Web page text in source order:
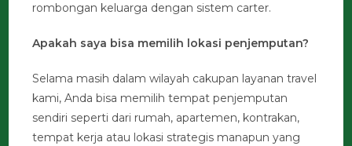
rombongan keluarga dengan sistem carter.
Apakah saya bisa memilih lokasi penjemputan?
Selama masih dalam wilayah cakupan layanan travel
kami, Anda bisa memilih tempat penjemputan
sendiri seperti dari rumah, apartemen, kontrakan,
tempat kerja atau lokasi strategis manapun yang